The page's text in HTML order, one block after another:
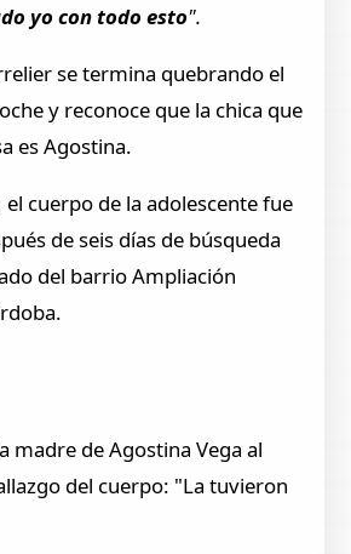
yo con todo esto".
se termina quebrando el
y reconoce que la chica que
es Agostina.
cuerpo de la adolescente fue
de seis días de búsqueda
del barrio Ampliación
madre de Agostina Vega al
del cuerpo: "La tuvieron